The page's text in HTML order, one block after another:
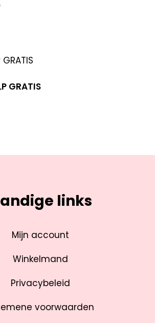
GRATIS
links
Mijn account
Winkelmand
Privacybeleid
voorwaarden